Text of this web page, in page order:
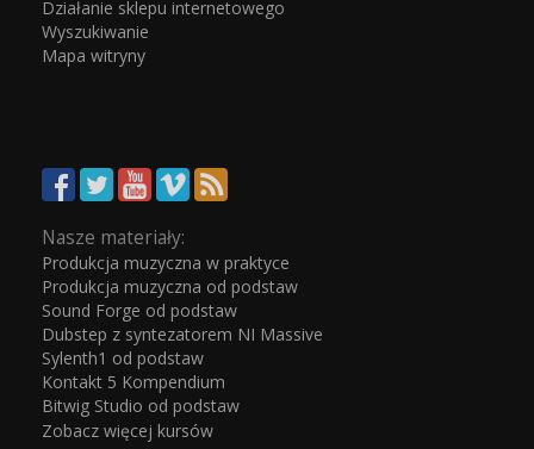
Działanie sklepu internetowego
Wyszukiwanie
Mapa witryny
Nasze materiały:
Produkcja muzyczna w praktyce
Produkcja muzyczna od podstaw
Sound Forge od podstaw
Dubstep z syntezatorem NI Massive
Sylenth1 od podstaw
Kontakt 5 Kompendium
Bitwig Studio od podstaw
Zobacz więcej kursów